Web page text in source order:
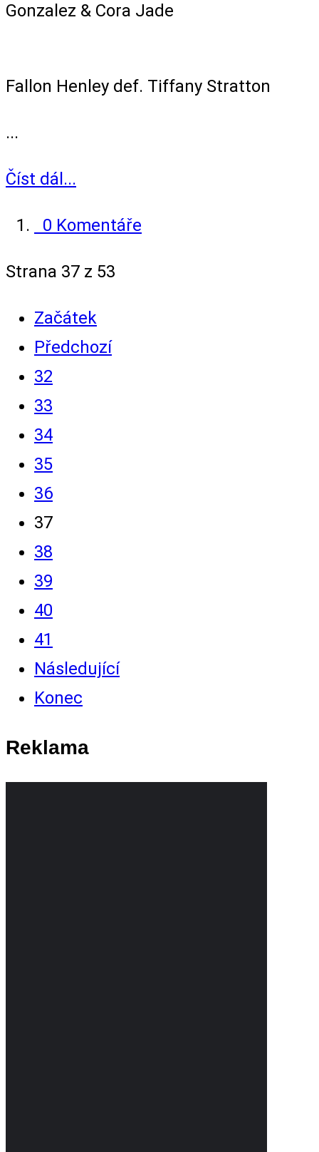
Gonzalez & Cora Jade
Fallon Henley def. Tiffany Stratton
...
Číst dál...
0 Komentáře
Strana 37 z 53
Začátek
Předchozí
32
33
34
35
36
37
38
39
40
41
Následující
Konec
Reklama